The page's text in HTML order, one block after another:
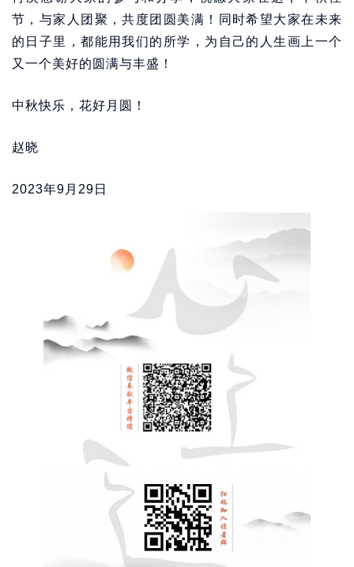
节，与家人团聚，共度团圆美满！同时希望大家在未来
的日子里，都能用我们的所学，为自己的人生画上一个
又一个美好的圆满与丰盛！
中秋快乐，花好月圆！
赵晓
2023年9月29日